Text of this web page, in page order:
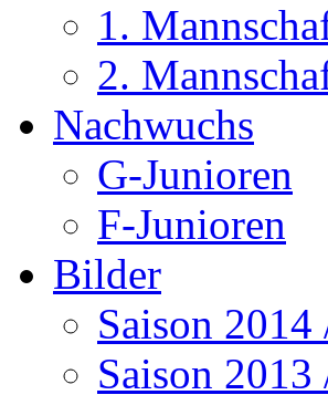
1.
2.
Nachwuchs
G-Junioren
F-Junioren
Bilder
Saison 2014
Saison 2013